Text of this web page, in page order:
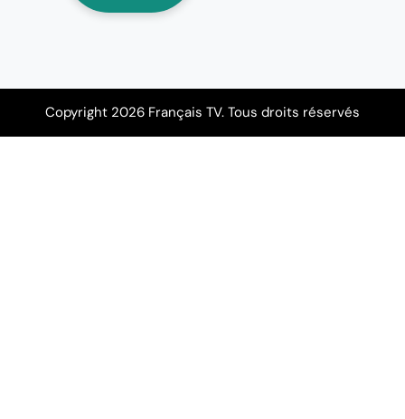
Copyright 2026 Français TV. Tous droits réservés